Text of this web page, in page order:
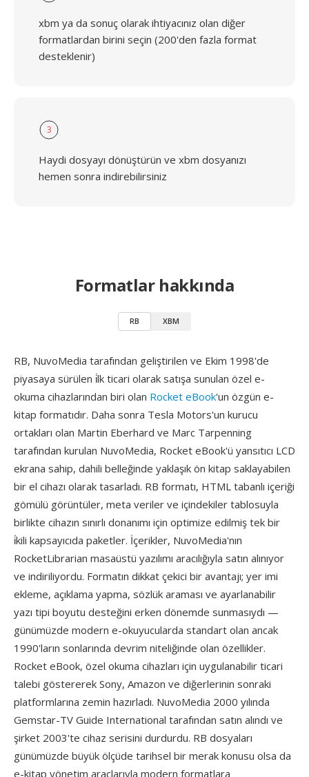
xbm ya da sonuç olarak ihtiyacınız olan diğer
formatlardan birini seçin (200'den fazla format
desteklenir)
3
Haydi dosyayı dönüştürün ve xbm dosyanızı
hemen sonra indirebilirsiniz
Formatlar hakkında
RB XBM
RB, NuvoMedia tarafından geliştirilen ve Ekim 1998'de
piyasaya sürülen i̇lk ticari olarak satışa sunulan özel e-
okuma cihazlarından biri olan Rocket eBook'un özgün e-
kitap formatıdır. Daha sonra Tesla Motors'un kurucu
ortakları olan Martin Eberhard ve Marc Tarpenning
tarafından kurulan NuvoMedia, Rocket eBook'ü yansıtıcı LCD
ekrana sahip, dahili belleğinde yaklaşık ön kitap saklayabilen
bir el cihazı olarak tasarladı. RB formatı, HTML tabanlı içeriği
gömülü görüntüler, meta veriler ve içindekiler tablosuyla
birlikte cihazın sınırlı donanımı için optimize edilmiş tek bir
i̇kili kapsayıcıda paketler. İçerikler, NuvoMedia'nın
RocketLibrarian masaüstü yazılımı aracılığıyla satın alınıyor
ve indiriliyordu. Formatın dikkat çekici bir avantajı; yer imi
ekleme, açıklama yapma, sözlük araması ve ayarlanabilir
yazı tipi boyutu desteğini erken dönemde sunmasıydı —
günümüzde modern e-okuyucularda standart olan ancak
1990'ların sonlarında devrim niteliğinde olan özellikler.
Rocket eBook, özel okuma cihazları için uygulanabilir ticari
talebi göstererek Sony, Amazon ve diğerlerinin sonraki
platformlarına zemin hazırladı. NuvoMedia 2000 yılında
Gemstar-TV Guide International tarafından satın alındı ve
şirket 2003'te cihaz serisini durdurdu. RB dosyaları
günümüzde büyük ölçüde tarihsel bir merak konusu olsa da
e-kitap yönetim araçlarıyla modern formatlara